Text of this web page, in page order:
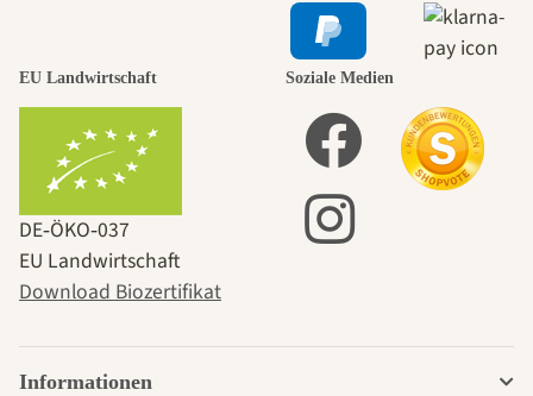
EU Landwirtschaft
DE‑ÖKO‑037
EU Landwirtschaft
Download Biozertifikat
Soziale Medien
Informationen